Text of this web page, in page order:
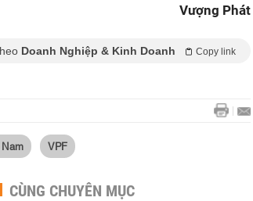
Vượng Phát
Doanh Nghiệp & Kinh Doanh Copy link
Nam VPF
CÙNG CHUYÊN MỤC